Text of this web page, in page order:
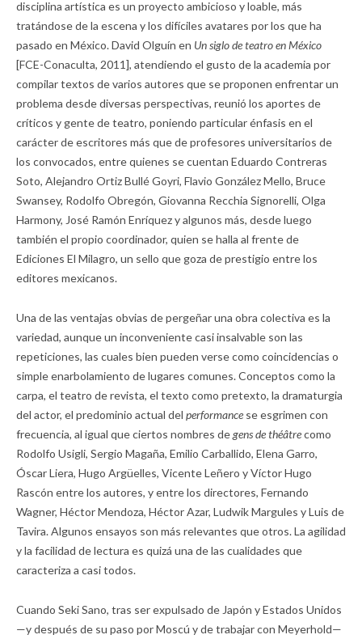
disciplina artística es un proyecto ambicioso y loable, más
tratándose de la escena y los difíciles avatares por los que ha
pasado en México. David Olguín en Un siglo de teatro en México
[FCE-Conaculta, 2011], atendiendo el gusto de la academia por
compilar textos de varios autores que se proponen enfrentar un
problema desde diversas perspectivas, reunió los aportes de
críticos y gente de teatro, poniendo particular énfasis en el
carácter de escritores más que de profesores universitarios de
los convocados, entre quienes se cuentan Eduardo Contreras
Soto, Alejandro Ortiz Bullé Goyri, Flavio González Mello, Bruce
Swansey, Rodolfo Obregón, Giovanna Recchia Signorelli, Olga
Harmony, José Ramón Enríquez y algunos más, desde luego
también el propio coordinador, quien se halla al frente de
Ediciones El Milagro, un sello que goza de prestigio entre los
editores mexicanos.
Una de las ventajas obvias de pergeñar una obra colectiva es la
variedad, aunque un inconveniente casi insalvable son las
repeticiones, las cuales bien pueden verse como coincidencias o
simple enarbolamiento de lugares comunes. Conceptos como la
carpa, el teatro de revista, el texto como pretexto, la dramaturgia
del actor, el predominio actual del performance se esgrimen con
frecuencia, al igual que ciertos nombres degens de théâtrecomo
Rodolfo Usigli, Sergio Magaña, Emilio Carballido, Elena Garro,
Óscar Liera, Hugo Argüelles, Vicente Leñero y Víctor Hugo
Rascón entre los autores, y entre los directores, Fernando
Wagner, Héctor Mendoza, Héctor Azar, Ludwik Margules y Luis de
Tavira. Algunos ensayos son más relevantes que otros. La agilidad
y la facilidad de lectura es quizá una de las cualidades que
caracteriza a casi todos.
Cuando Seki Sano, tras ser expulsado de Japón y Estados Unidos
—y después de su paso por Moscú y de trabajar con Meyerhold—